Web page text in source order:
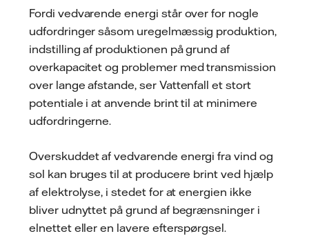
Fordi vedvarende energi står over for nogle
udfordringer såsom uregelmæssig produktion,
indstilling af produktionen på grund af
overkapacitet og problemer med transmission
over lange afstande, ser Vattenfall et stort
potentiale i at anvende brint til at minimere
udfordringerne.
Overskuddet af vedvarende energi fra vind og
sol kan bruges til at producere brint ved hjælp
af elektrolyse, i stedet for at energien ikke
bliver udnyttet på grund af begrænsninger i
elnettet eller en lavere efterspørgsel.